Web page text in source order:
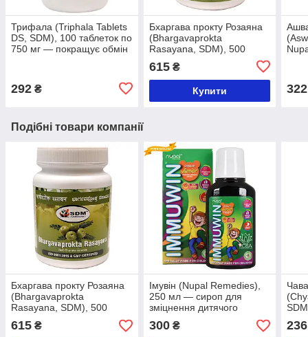
Трифала (Triphala Tablets
DS, SDM), 100 таблеток по
750 мг — покращує обмін
292 ₴
Бхаргава прокту Розаяна
(Bhargavaprokta
Rasayana, SDM), 500
грамів — імуномодулятор
615₴
Купити 322
Подібні товари компанії
Бхаргава прокту Розаяна
(Bhargavaprokta
Rasayana, SDM), 500
грамів — імуномодулятор
615 ₴
Імувін (Nupal Remedies),
250 мл — сироп для
зміцнення дитячого
300₴ 236